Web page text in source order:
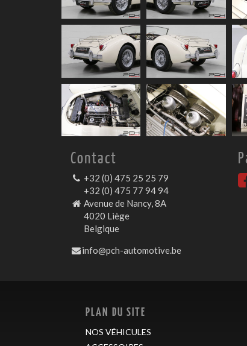
Contact
+32 (0) 475 25 25 79
+32 (0) 475 77 94 94
Avenue de Nancy, 8A
4020 Liège
Belgique
info@pch-automotive.be
PLAN DU SITE
NOS VÉHICULES